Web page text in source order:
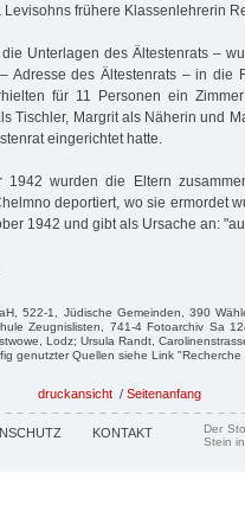
frühere Klassenlehrerin
Unterlagen des Ältestenrats –
Adresse des Ältestenrats – in die
für 11 Personen ein
Tischler, Margrit als Näherin und
eingerichtet hatte.
1942 wurden die Eltern
deportiert, wo sie ermordet
1942 und gibt als Ursache an:
522-1, Jüdische Gemeinden, 390
Zeugnislisten, 741-4 Fotoarchiv Sa
Lodz; Ursula Randt,
genutzter Quellen siehe Link "Recherche
druckansicht / Seitenanfang
KONTAKT
Der
Stein